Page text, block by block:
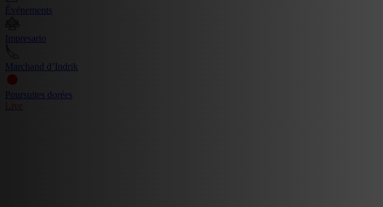
Événements
Impresario
Marchand d’Indrik
Poursuites dorées
Live